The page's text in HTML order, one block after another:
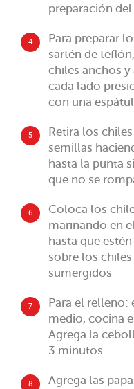
preparación del
4
Para preparar
sartén de
chiles anchos
cada lado
con una
5
Retira los
semillas
hasta la punta
que no se
6
Coloca los
marinando en
hasta que
sobre los
sumergidos
7
Para el relleno:
medio, cocina
Agrega la
3 minutos.
8
Agrega las